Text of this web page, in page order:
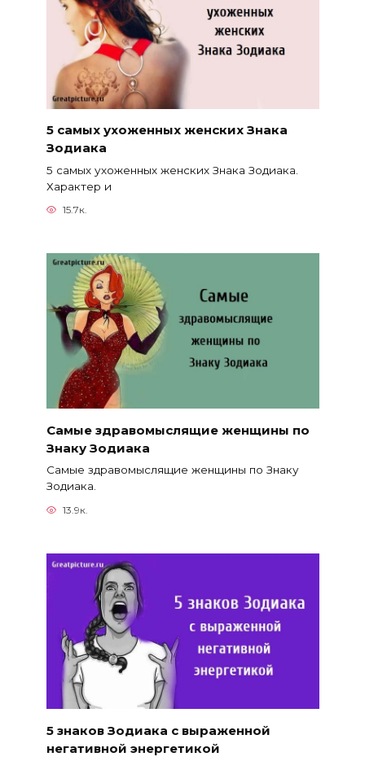
5 самых ухоженных женских Знака
Зодиака
5 самых ухоженных женских Знака Зодиака.
Характер и
15.7к.
Самые здравомыслящие женщины по
Знаку Зодиака
Самые здравомыслящие женщины по Знаку
Зодиака.
13.9к.
5 знаков Зодиака с выраженной
негативной энергетикой